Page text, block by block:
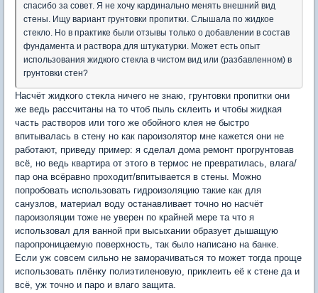
спасибо за совет. Я не хочу кардинально менять внешний вид
стены. Ищу вариант грунтовки пропитки. Слышала по жидкое
стекло. Но в практике были отзывы только о добавлении в состав
фундамента и раствора для штукатурки. Может есть опыт
использования жидкого стекла в чистом вид или (разбавленном) в
грунтовки стен?
Насчёт жидкого стекла ничего не знаю, грунтовки пропитки они
же ведь рассчитаны на то чтоб пыль склеить и чтобы жидкая
часть растворов или того же обойного клея не быстро
впитывалась в стену но как пароизолятор мне кажется они не
работают, приведу пример: я сделал дома ремонт прогрунтовав
всё, но ведь квартира от этого в термос не превратилась, влага/
пар она всёравно проходит/впитывается в стены. Можно
попробовать использовать гидроизоляцию такие как для
санузлов, материал воду останавливает точно но насчёт
пароизоляции тоже не уверен по крайней мере та что я
использовал для ванной при высыхании образует дышащую
паропроницаемую поверхность, так было написано на банке.
Если уж совсем сильно не заморачиваться то может тогда проще
использовать плёнку полиэтиленовую, приклеить её к стене да и
всё, уж точно и паро и влаго защита.